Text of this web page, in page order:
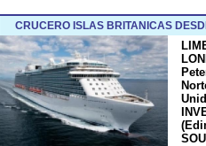
CRUCERO ISLAS BRITANICAS